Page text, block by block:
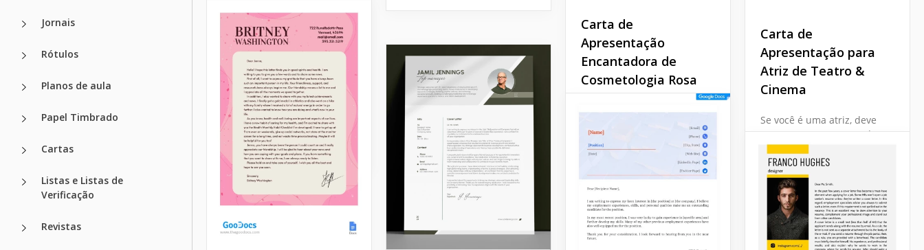
Jornais
Rótulos
Planos de aula
Papel Timbrado
Cartas
Listas e Listas de
Verificação
Revistas
Estamos encantados em
apresentar um
revolucionário Modelo de
Carta de Apresentação de
Negócios projetado
especificamente para
usuários do Google Docs.
Google Docs
Carta de
Apresentação
Encantadora de
Cosmetologia Rosa
O encantador modelo de
carta de apresentação de
Cosmetologia Rosa
transmite profissionalismo
e criatividade através de
seus vibrantes acentos cor-
de-rosa.
Google Docs
Carta de
Apresentação para
Atriz de Teatro &
Cinema
Se você é uma atriz, deve
sempre se apresentar de
maneira adequada,
especialmente ao se
candidatar a um emprego.
Não estamos dizendo que
sua carta de apresentação
precisa ser super
extraordinária.